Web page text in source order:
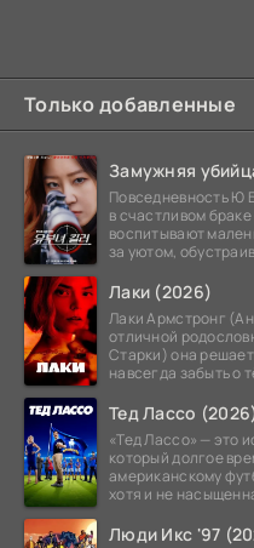
Только добавленные
Замужняя
Повседневность Ю
в счастливом
воспитывают
за уютом,
Лаки (2026)
Лаки Армстронг
отличной
Старки) она
навсегда забыть о
Тед Лассо
«Тед Лассо» — это
который долгое
американскому
хотя и не
Люди Икс '97